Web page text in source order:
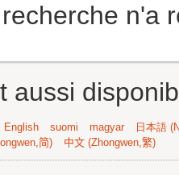
n'a
aussi
English suomi magyar
日本語
简) 中文 (Zhongwen,繁)